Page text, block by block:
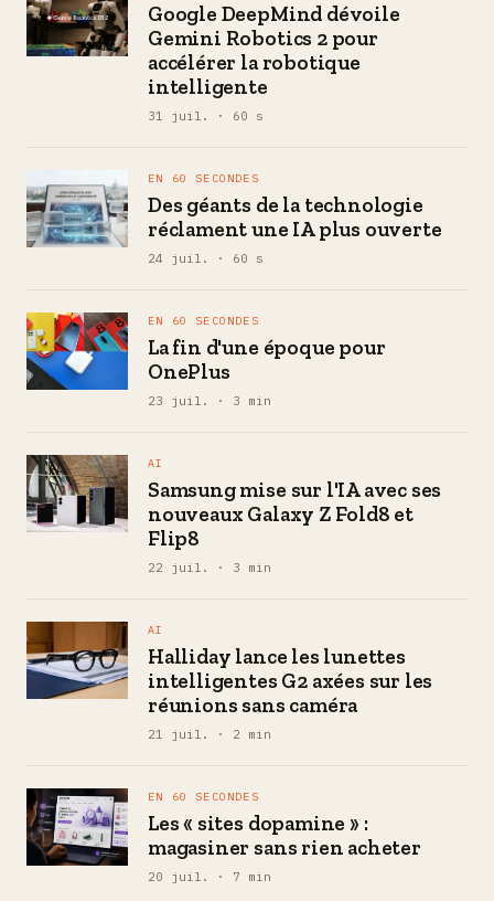
Google DeepMind dévoile
Gemini Robotics 2 pour
accélérer la robotique
intelligente
31 juil. · 60 s
EN 60 SECONDES
Des géants de la technologie
réclament une IA plus ouverte
24 juil. · 60 s
EN 60 SECONDES
La fin d'une époque pour
OnePlus
23 juil. · 3 min
AI
Samsung mise sur l'IA avec ses
nouveaux Galaxy Z Fold8 et
Flip8
22 juil. · 3 min
AI
Halliday lance les lunettes
intelligentes G2 axées sur les
réunions sans caméra
21 juil. · 2 min
EN 60 SECONDES
Les « sites dopamine » :
magasiner sans rien acheter
20 juil. · 7 min